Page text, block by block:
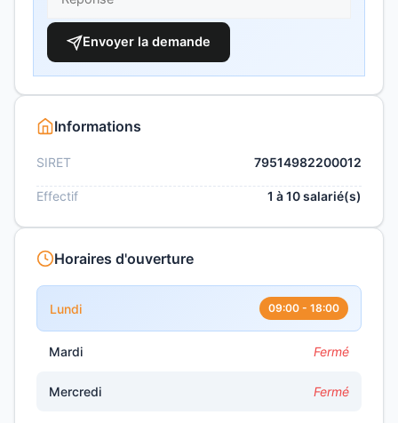
Envoyer la demande
Informations
SIRET 79514982200012
Effectif 1 à 10 salarié(s)
Horaires d'ouverture
Lundi 09:00 - 18:00
Mardi Fermé
Mercredi Fermé